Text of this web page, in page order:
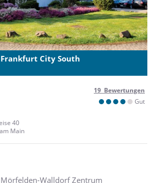
City South
19 Bewertungen
Gut
40
Main
Walldorf Zentrum